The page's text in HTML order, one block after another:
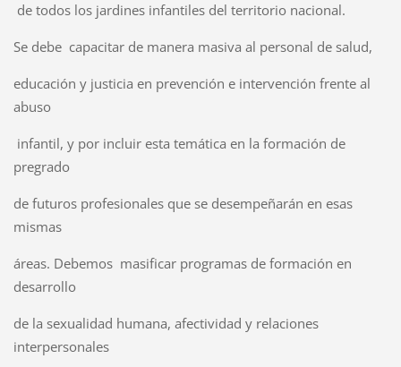
de todos los jardines infantiles del territorio nacional.
Se debe capacitar de manera masiva al personal de salud,
educación y justicia en prevención e intervención frente al
abuso
infantil, y por incluir esta temática en la formación de
pregrado
de futuros profesionales que se desempeñarán en esas
mismas
áreas. Debemos masificar programas de formación en
desarrollo
de la sexualidad humana, afectividad y relaciones
interpersonales